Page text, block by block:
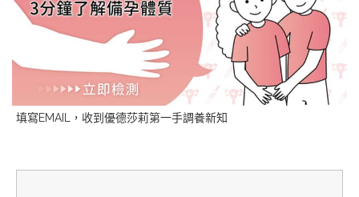
填寫EMAIL，收到優德莎莉第一手調養新知